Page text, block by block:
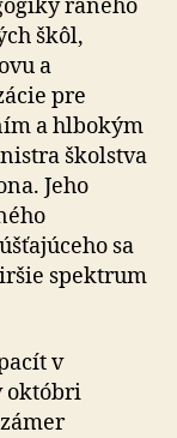
ranom
detstve
raného
škôl,
a
pre
a hlbokým
školstva
Jeho
sa
spektrum
v
októbri